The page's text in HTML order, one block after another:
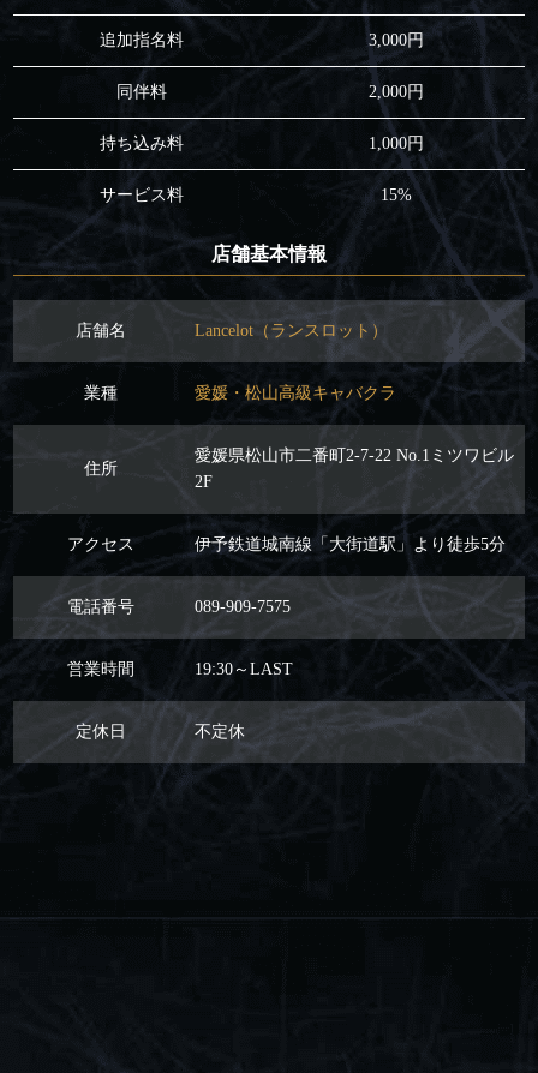
追加指名料 3,000円
同伴料 2,000円
持ち込み料 1,000円
サービス料 15%
店舗基本情報
店舗名 Lancelot（ランスロット）
業種 愛媛・松山高級キャバクラ
住所
愛媛県松山市二番町2-7-22 No.1ミツワビル
2F
アクセス 伊予鉄道城南線「大街道駅」より徒歩5分
電話番号 089-909-7575
営業時間 19:30～LAST
定休日 不定休